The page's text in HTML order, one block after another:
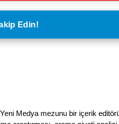
Edin!
Medya mezunu bir içerik